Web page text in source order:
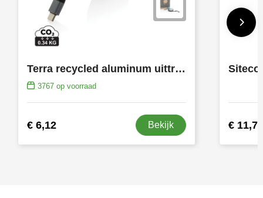
Terra recycled aluminum uittrekbare 240W kabel
3767op voorraad
€ 6,12 Bekijk € 11,79